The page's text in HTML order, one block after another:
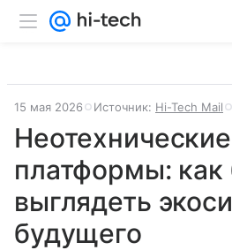
15 мая 2026 Источник: Hi-Tech Mail
Неотехнические
платформы: как
выглядеть
будущего